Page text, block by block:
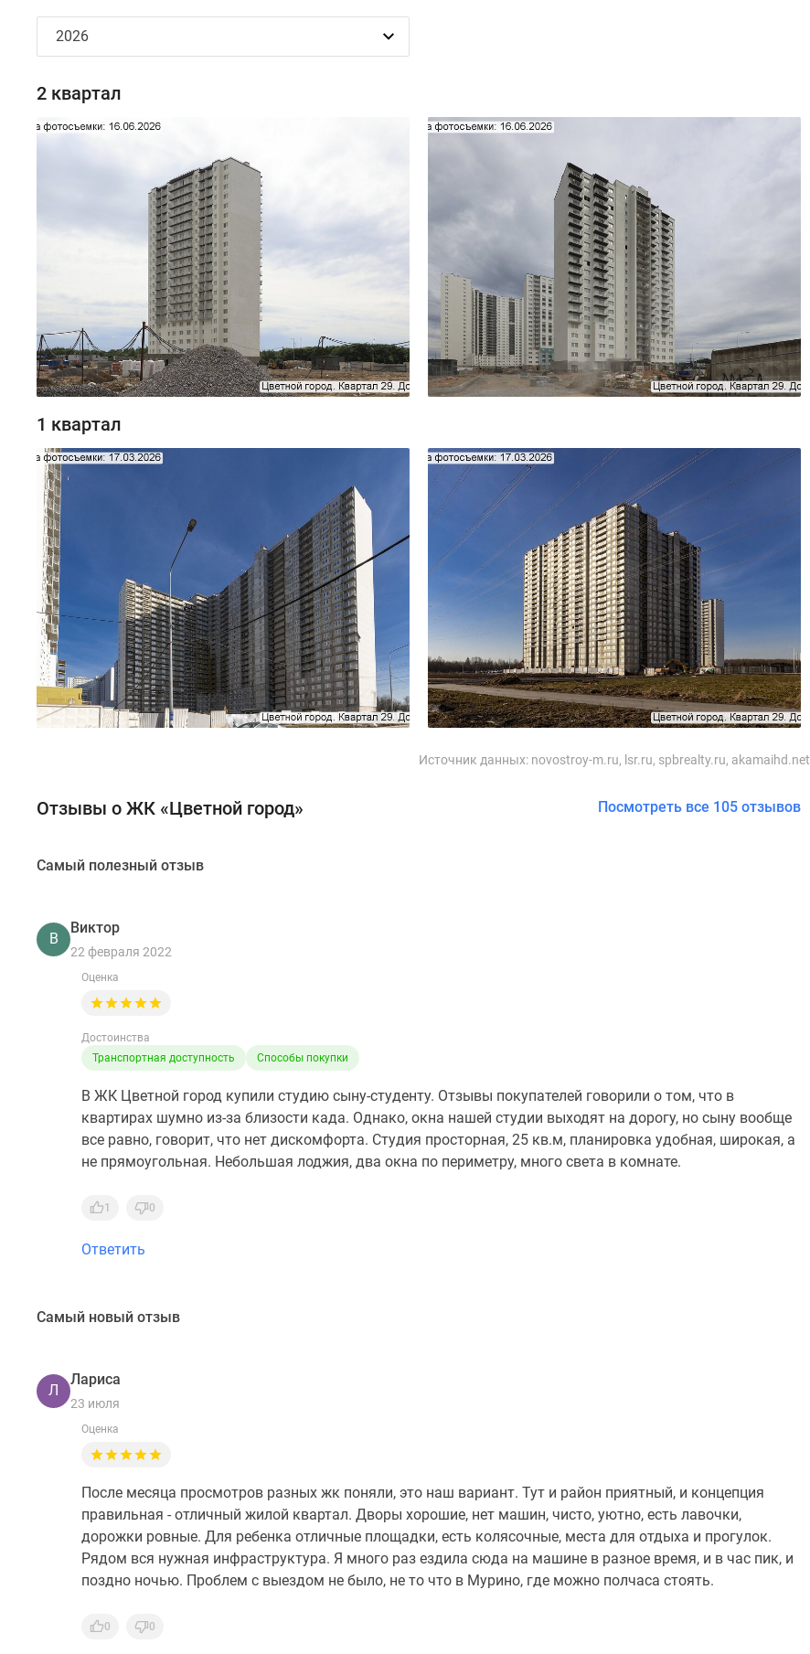
2 квартал
1 квартал
Источник данных: novostroy-m.ru, lsr.ru, spbrealty.ru, akamaihd.net
Отзывы о ЖК «Цветной город» Посмотреть все 105 отзывов
Самый полезный отзыв
В
Виктор
22 февраля 2022
Оценка
Достоинства
Транспортная доступность
Способы покупки
В ЖК Цветной город купили студию сыну-студенту. Отзывы покупателей говорили о том, что в
квартирах шумно из-за близости када. Однако, окна нашей студии выходят на дорогу, но сыну вообще
все равно, говорит, что нет дискомфорта. Студия просторная, 25 кв.м, планировка удобная, широкая, а
не прямоугольная. Небольшая лоджия, два окна по периметру, много света в комнате.
1 0
Ответить
Самый новый отзыв
Л
Лариса
23 июля
Оценка
После месяца просмотров разных жк поняли, это наш вариант. Тут и район приятный, и концепция
правильная - отличный жилой квартал. Дворы хорошие, нет машин, чисто, уютно, есть лавочки,
дорожки ровные. Для ребенка отличные площадки, есть колясочные, места для отдыха и прогулок.
Рядом вся нужная инфраструктура. Я много раз ездила сюда на машине в разное время, и в час пик, и
поздно ночью. Проблем с выездом не было, не то что в Мурино, где можно полчаса стоять.
0 0